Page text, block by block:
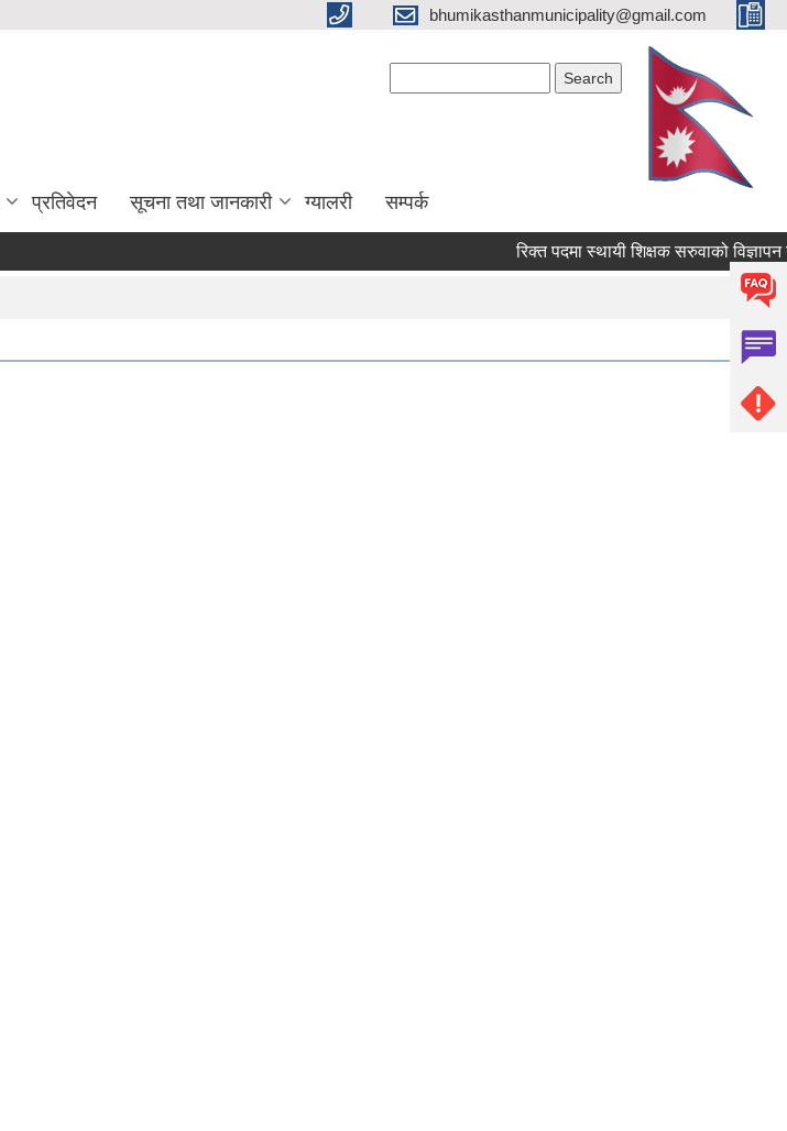
bhumikasthanmunicipality@gmail.com
प्रतिवेदन सूचना तथा जानकारी ग्यालरी सम्पर्क
रिक्त पदमा स्थायी शिक्षक सरुवाको विज्ञापन